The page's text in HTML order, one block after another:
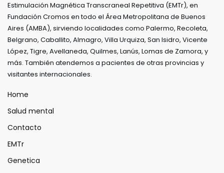
Estimulación Magnética Transcraneal Repetitiva (EMTr), en
Fundación Cromos en todo el Área Metropolitana de Buenos
Aires (AMBA), sirviendo localidades como Palermo, Recoleta,
Belgrano, Caballito, Almagro, Villa Urquiza, San Isidro, Vicente
López, Tigre, Avellaneda, Quilmes, Lanús, Lomas de Zamora, y
más. También atendemos a pacientes de otras provincias y
visitantes internacionales.
Home
Salud mental
Contacto
EMTr
Genetica